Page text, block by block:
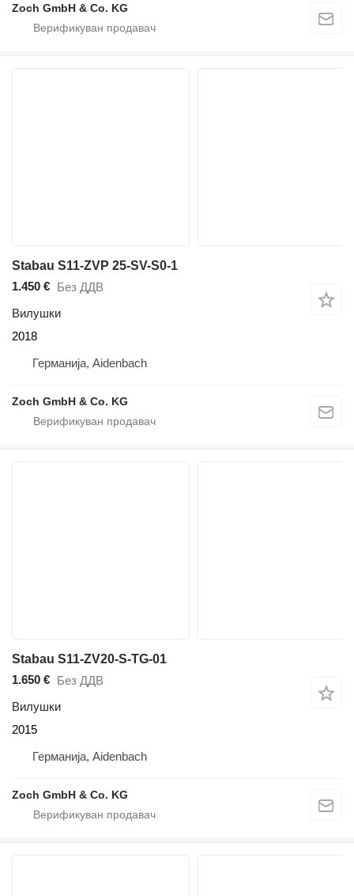
Zoch GmbH & Co. KG
Stabau S11-ZVP 25-SV-S0-1
1.450 € Без ДДВ
Вилушки
2018
Германија, Aidenbach
Zoch GmbH & Co. KG
Stabau S11-ZV20-S-TG-01
1.650 € Без ДДВ
Вилушки
2015
Германија, Aidenbach
Zoch GmbH & Co. KG